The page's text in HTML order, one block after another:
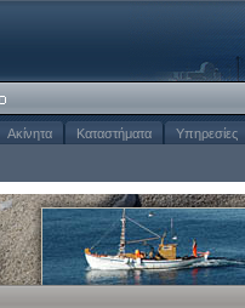
Ακίνητα Καταστήματα Υπηρεσίες